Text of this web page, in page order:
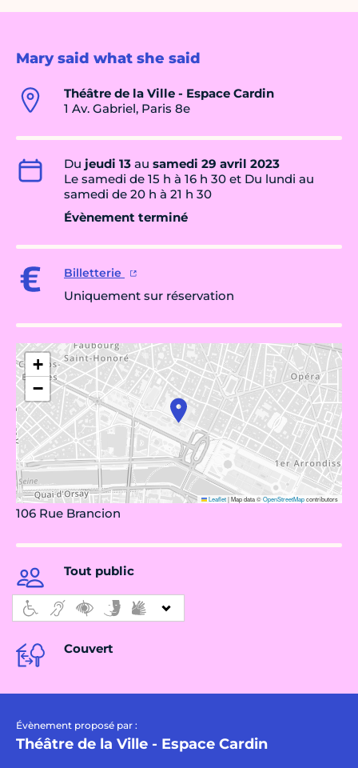
Mary said what she said
Théâtre de la Ville - Espace Cardin
1 Av. Gabriel, Paris 8e
Du jeudi 13 au samedi 29 avril 2023
Le samedi de 15 h à 16 h 30 et Du lundi au
samedi de 20 h à 21 h 30
Évènement terminé
Billetterie
Uniquement sur réservation
+
−
Leaflet|Map data ©OpenStreetMapcontributors
106 Rue Brancion
Tout public
Couvert
Évènement proposé par :
Théâtre de la Ville - Espace Cardin